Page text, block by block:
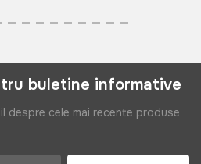
buletine informative
despre cele mai recente produse